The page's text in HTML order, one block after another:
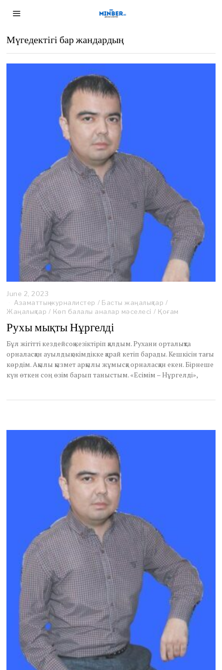
Мүгедектігі бар жандардың
June 2, 2023
u
n
2
2
0
2
3
Азаматтық журналистер / Басты жаңалықтар /
Жаңалықтар / Көп балалы аналар мәселесі / Қоғам
Рухы мықты Нұргелді
Бұл жігітті кездейсоқ кезіктіріп қалдым. Руха­ни орталықта
орналасқан ауылдық әкімдікке қарай кетіп барады. Кешкісін тағы
көрдім. Ақылы қызмет арқылы жұмысқа орналасқан екен. Бірнеше
күн өткен соң өзім барып таныстым. «Есімім – Нұргелді»,